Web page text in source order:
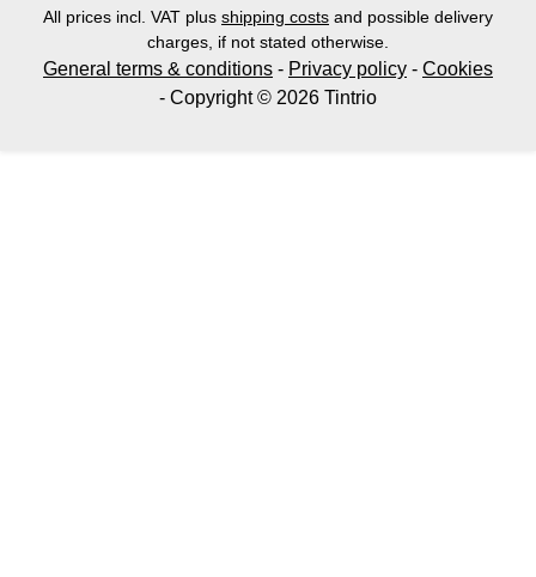
All prices incl. VAT plus shipping costs and possible delivery
charges, if not stated otherwise.
General terms & conditions - Privacy policy - Cookies
- Copyright © 2026 Tintrio